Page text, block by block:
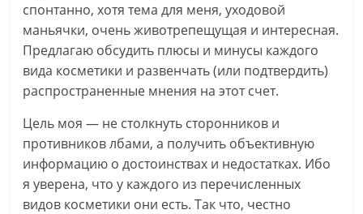
спонтанно, хотя тема для меня, уходовой
маньячки, очень животрепещущая и интересная.
Предлагаю обсудить плюсы и минусы каждого
вида косметики и развенчать (или подтвердить)
распространенные мнения на этот счет.
Цель моя — не столкнуть сторонников и
противников лбами, а получить объективную
информацию о достоинствах и недостатках. Ибо
я уверена, что у каждого из перечисленных
видов косметики они есть. Так что, честно